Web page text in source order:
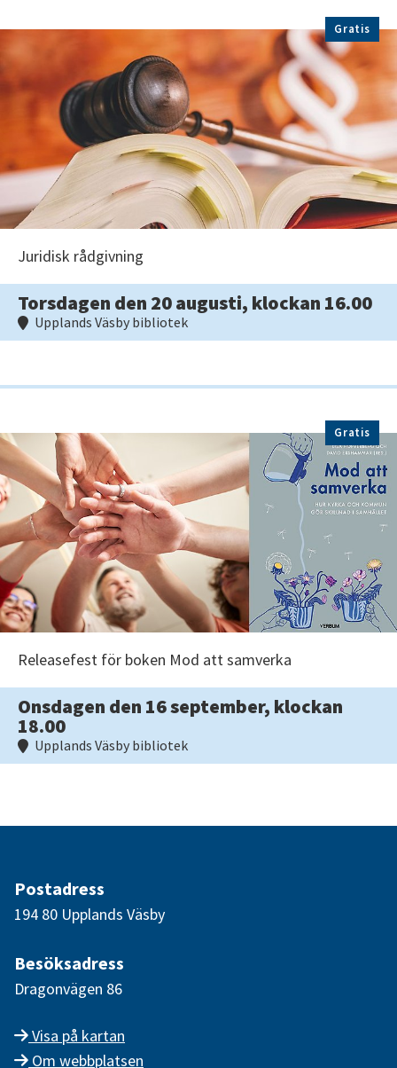
Gratis
Juridisk rådgivning
Torsdagen den 20 augusti, klockan 16.00
Upplands Väsby bibliotek
Gratis
Releasefest för boken Mod att samverka
Onsdagen den 16 september, klockan
18.00
Upplands Väsby bibliotek
Postadress
194 80 Upplands Väsby
Besöksadress
Dragonvägen 86
Visa på kartan
Om webbplatsen